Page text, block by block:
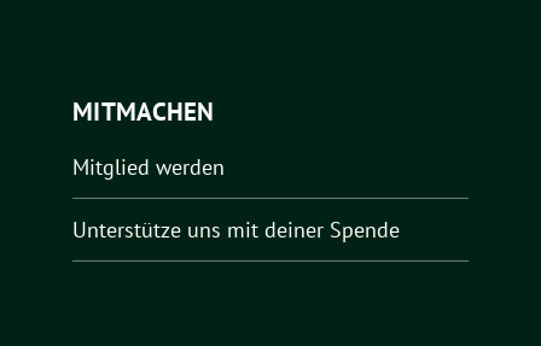
MITMACHEN
Mitglied werden
Unterstütze uns mit deiner Spende